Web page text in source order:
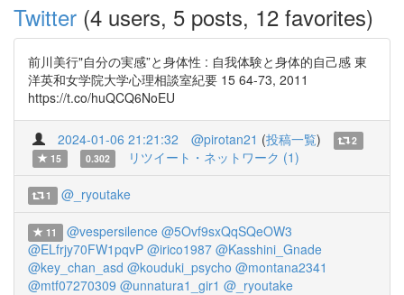
Twitter (4 users, 5 posts, 12 favorites)
前川美行"自分の実感”と身体性 : 自我体験と身体的自己感 東
洋英和女学院大学心理相談室紀要 15 64-73, 2011
https://t.co/huQCQ6NoEU
2024-01-06 21:21:32 @pirotan21 (投稿一覧)
2
15
0.302 リツイート・ネットワーク (1)
1 @_ryoutake
11 @vespersilence @5Ovf9sxQqSQeOW3
@ELfrjy70FW1pqvP @irico1987 @Kasshini_Gnade
@key_chan_asd @kouduki_psycho @montana2341
@mtf07270309 @unnatura1_gir1 @_ryoutake